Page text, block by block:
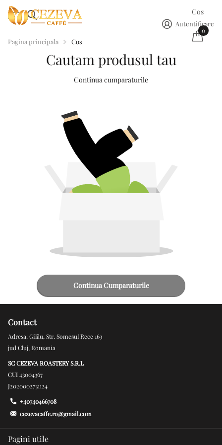
Autentificare
Cos
0
Pagina principala Cos
Cautam produsul tau
Continua cumparaturile
Continua Cumparaturile
Contact
Adresa: Gilău, Str. Somesul Rece 163
jud Cluj, Romania
SC CEZEVA ROASTERY S.R.L
CUI 43004367
J2020002731124
+40740466708
cezevacaffe.ro@gmail.com
Pagini utile